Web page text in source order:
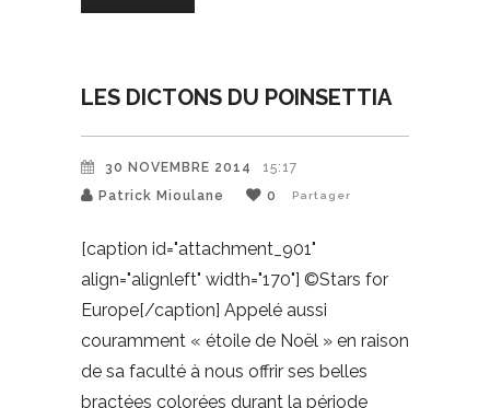
LES DICTONS DU POINSETTIA
30 NOVEMBRE 2014
15:17
Patrick Mioulane
0 Partager
[caption id="attachment_901"
align="alignleft" width="170"] ©Stars for
Europe[/caption] Appelé aussi
couramment « étoile de Noël » en raison
de sa faculté à nous offrir ses belles
bractées colorées durant la période